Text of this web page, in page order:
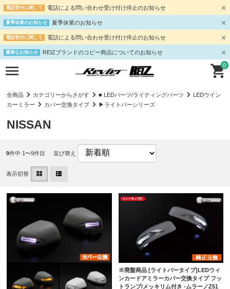
電話受付に関して 電話による問い合わせ受け付け停止のお知らせ
夏季休業のお知らせ 夏季休業のお知らせ
電話受付に関して 電話による問い合わせ受け付け停止のお知らせ
重要なお知らせ REIZブランドのコピー商品についてのお知らせ
0
全商品 カテゴリーからさがす ■ LEDパーツ/ライティングパーツ
LEDウイン
カーミラー
カバー交換タイプ ▶ライトバーシリーズ
NISSAN
9件中 1〜9件目 並び替え
表示切替
※廃盤商品 [ライトバータイプ]LEDウィ
ンカードアミラーカバー交換タイプ フッ
トランプ/メッキリム付き -ムラーノZ51